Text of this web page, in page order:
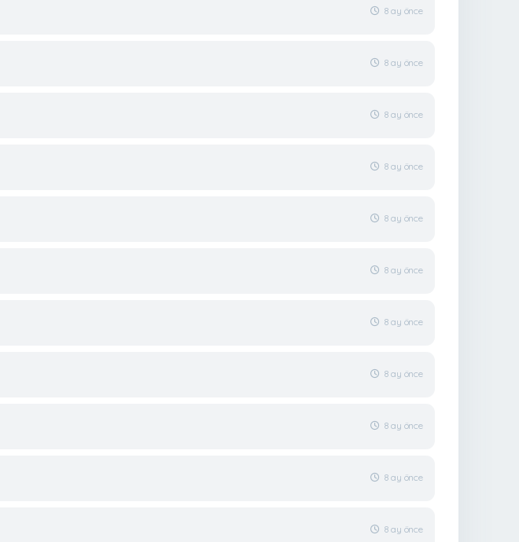
8 ay önce
8 ay önce
8 ay önce
8 ay önce
8 ay önce
8 ay önce
8 ay önce
8 ay önce
8 ay önce
8 ay önce
8 ay önce